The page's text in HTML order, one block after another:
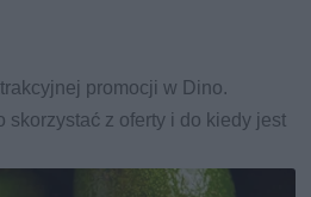
promocji w Dino.
skorzystać z oferty i do kiedy jest